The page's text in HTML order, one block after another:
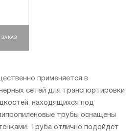
ЗАКАЗ
применяется в
сетей для транспортировки
находящихся под
трубы оснащены
Труба отлично подойдет